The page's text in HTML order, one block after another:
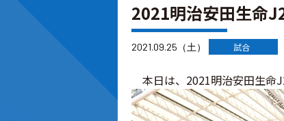
2021明治安田生命
2021.09.25（土） 試合
本日は、2021明治安田生命